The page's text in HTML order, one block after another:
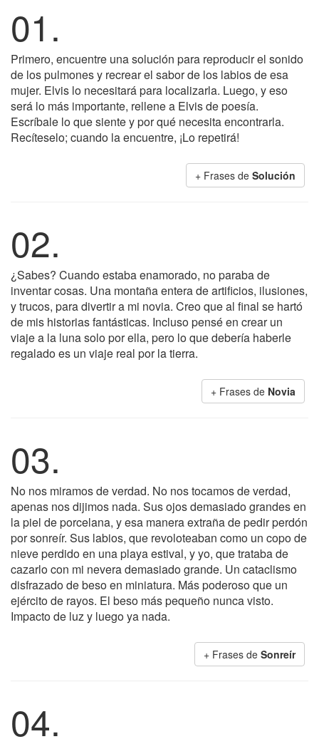
01.
Primero, encuentre una solución para reproducir el sonido
de los pulmones y recrear el sabor de los labios de esa
mujer. Elvis lo necesitará para localizarla. Luego, y eso
será lo más importante, rellene a Elvis de poesía.
Escríbale lo que siente y por qué necesita encontrarla.
Recíteselo; cuando la encuentre, ¡Lo repetirá!
+ Frases de Solución
02.
¿Sabes? Cuando estaba enamorado, no paraba de
inventar cosas. Una montaña entera de artificios, ilusiones,
y trucos, para divertir a mi novia. Creo que al final se hartó
de mis historias fantásticas. Incluso pensé en crear un
viaje a la luna solo por ella, pero lo que debería haberle
regalado es un viaje real por la tierra.
+ Frases de Novia
03.
No nos miramos de verdad. No nos tocamos de verdad,
apenas nos dijimos nada. Sus ojos demasiado grandes en
la piel de porcelana, y esa manera extraña de pedir perdón
por sonreír. Sus labios, que revoloteaban como un copo de
nieve perdido en una playa estival, y yo, que trataba de
cazarlo con mi nevera demasiado grande. Un cataclismo
disfrazado de beso en miniatura. Más poderoso que un
ejército de rayos. El beso más pequeño nunca visto.
Impacto de luz y luego ya nada.
+ Frases de Sonreír
04.